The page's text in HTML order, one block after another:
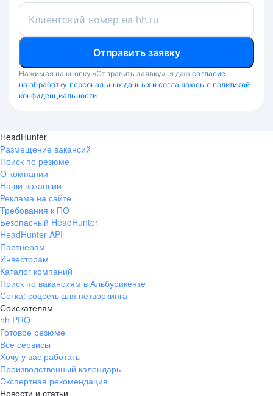
Клиентский номер на hh.ru
Отправить заявку
Нажимая на кнопку «Отправить заявку», я даю согласие
на обработку персональных данных и соглашаюсь с политикой
конфиденциальности
HeadHunter
Размещение вакансий
Поиск по резюме
О компании
Наши вакансии
Реклама на сайте
Требования к ПО
Безопасный HeadHunter
HeadHunter API
Партнерам
Инвесторам
Каталог компаний
Поиск по вакансиям в Альбурикенте
Сетка: соцсеть для нетворкинга
Соискателям
hh PRO
Готовое резюме
Все сервисы
Хочу у вас работать
Производственный календарь
Экспертная рекомендация
Новости и статьи